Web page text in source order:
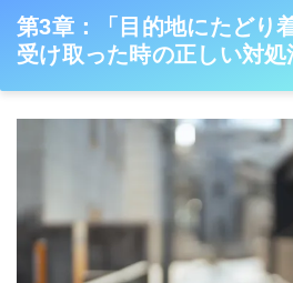
第3章：「目的地にたどり
受け取った時の正しい対処